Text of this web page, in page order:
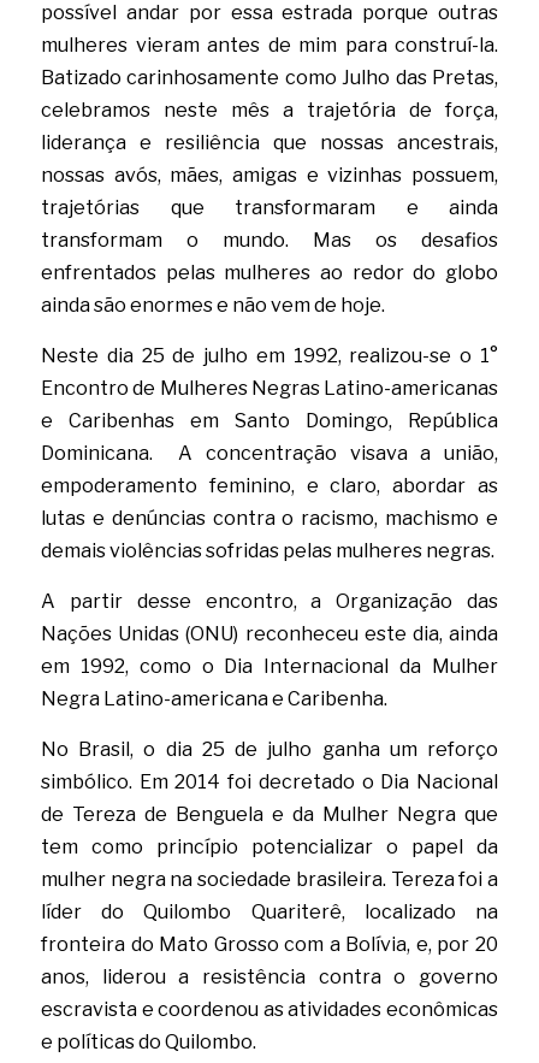
possível andar por essa estrada porque outras
mulheres vieram antes de mim para construí-la.
Batizado carinhosamente como Julho das Pretas,
celebramos neste mês a trajetória de força,
liderança e resiliência que nossas ancestrais,
nossas avós, mães, amigas e vizinhas possuem,
trajetórias que transformaram e ainda
transformam o mundo. Mas os desafios
enfrentados pelas mulheres ao redor do globo
ainda são enormes e não vem de hoje.
Neste dia 25 de julho em 1992, realizou-se o 1°
Encontro de Mulheres Negras Latino-americanas
e Caribenhas em Santo Domingo, República
Dominicana.  A concentração visava a união,
empoderamento feminino, e claro, abordar as
lutas e denúncias contra o racismo, machismo e
demais violências sofridas pelas mulheres negras.
A partir desse encontro, a Organização das
Nações Unidas (ONU) reconheceu este dia, ainda
em 1992, como o Dia Internacional da Mulher
Negra Latino-americana e Caribenha.
No Brasil, o dia 25 de julho ganha um reforço
simbólico. Em 2014 foi decretado o Dia Nacional
de Tereza de Benguela e da Mulher Negra que
tem como princípio potencializar o papel da
mulher negra na sociedade brasileira. Tereza foi a
líder do Quilombo Quariterê, localizado na
fronteira do Mato Grosso com a Bolívia, e, por 20
anos, liderou a resistência contra o governo
escravista e coordenou as atividades econômicas
e políticas do Quilombo.